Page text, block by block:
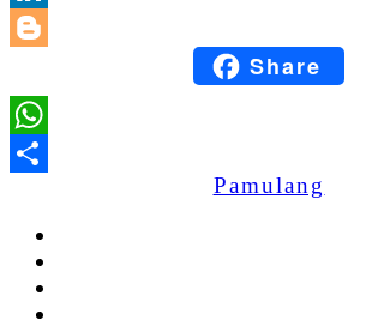
BloggerShare
Share
Pamulang